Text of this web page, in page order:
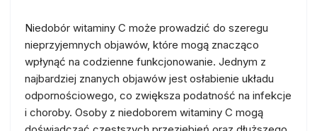
Niedobór witaminy C może prowadzić do szeregu
nieprzyjemnych objawów, które mogą znacząco
wpłynąć na codzienne funkcjonowanie. Jednym z
najbardziej znanych objawów jest osłabienie układu
odpornościowego, co zwiększa podatność na infekcje
i choroby. Osoby z niedoborem witaminy C mogą